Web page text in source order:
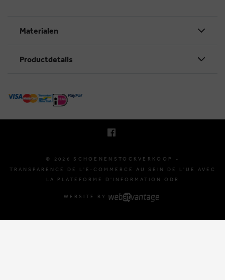
Materialen
Productdetails
E. INFO@SCHOENENSTOCKVERKOOP.BE
© 2026 SCHOENENSTOCKVERKOOP -
TRANSPARENCE DE L'E-COMMERCE AU SEIN DE L'UE AVEC
LA PLATEFORME D'INFORMATION ODR
WEBSITE BY